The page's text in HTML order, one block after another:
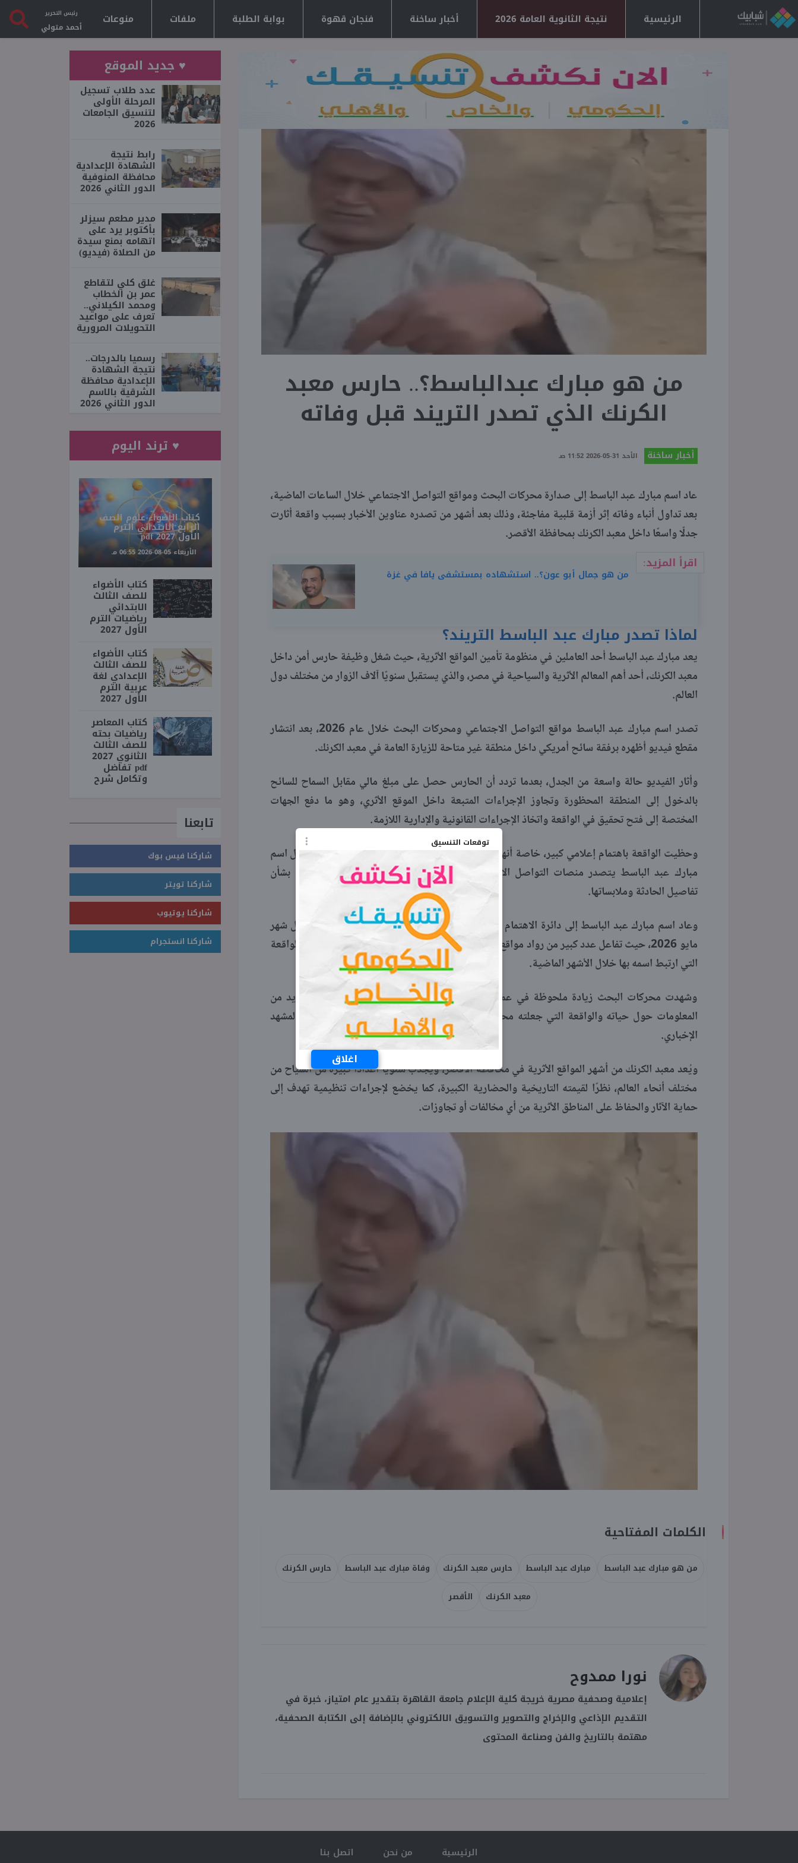
توقعات التنسيق
اغلاق
الرئيسية نتيجة الثانوية العامة 2026 أخبار ساخنة فنجان قهوة بوابة الطلبة ملفات منوعات رئيس التحرير
أحمد متولي
من هو مبارك عبدالباسط؟.. حارس معبد
الكرنك الذي تصدر التريند قبل وفاته
أخبار ساخنة الأحد 31-05-2026 11:52 صـ
عاد اسم مبارك عبد الباسط إلى صدارة محركات البحث ومواقع التواصل الاجتماعي خلال الساعات الماضية،
بعد تداول أنباء وفاته إثر أزمة قلبية مفاجئة، وذلك بعد أشهر من تصدره عناوين الأخبار بسبب واقعة أثارت
جدلًا واسعًا داخل معبد الكرنك بمحافظة الأقصر.
اقرأ المزيد:
من هو جمال أبو عون؟.. استشهاده بمستشفى يافا في غزة
لماذا تصدر مبارك عبد الباسط التريند؟
يعد مبارك عبد الباسط أحد العاملين في منظومة تأمين المواقع الأثرية، حيث شغل وظيفة حارس أمن داخل
معبد الكرنك، أحد أهم المعالم الأثرية والسياحية في مصر، والذي يستقبل سنويًا آلاف الزوار من مختلف دول
العالم.
تصدر اسم مبارك عبد الباسط مواقع التواصل الاجتماعي ومحركات البحث خلال عام 2026، بعد انتشار
مقطع فيديو أظهره برفقة سائح أمريكي داخل منطقة غير متاحة للزيارة العامة في معبد الكرنك.
وأثار الفيديو حالة واسعة من الجدل، بعدما تردد أن الحارس حصل على مبلغ مالي مقابل السماح للسائح
بالدخول إلى المنطقة المحظورة وتجاوز الإجراءات المتبعة داخل الموقع الأثري، وهو ما دفع الجهات
المختصة إلى فتح تحقيق في الواقعة واتخاذ الإجراءات القانونية والإدارية اللازمة.
وحظيت الواقعة باهتمام إعلامي كبير، خاصة أنها ارتبطت بأحد أهم المواقع الأثرية في مصر، ما جعل اسم
مبارك عبد الباسط يتصدر منصات التواصل الاجتماعي لفترة طويلة، وسط تباين آراء المتابعين بشأن
تفاصيل الحادثة وملابساتها.
وعاد اسم مبارك عبد الباسط إلى دائرة الاهتمام مجددًا بعد إعلان وفاته إثر أزمة قلبية مفاجئة خلال شهر
مايو 2026، حيث تفاعل عدد كبير من رواد مواقع التواصل الاجتماعي مع الخبر، مستعيدين تفاصيل الواقعة
التي ارتبط اسمه بها خلال الأشهر الماضية.
وشهدت محركات البحث زيادة ملحوظة في عمليات البحث عن حارس معبد الكرنك، لمعرفة المزيد من
المعلومات حول حياته والواقعة التي جعلته محط اهتمام الرأي العام، قبل أن يتصدر خبر وفاته المشهد
الإخباري.
ويُعد معبد الكرنك من أشهر المواقع الأثرية في محافظة الأقصر، ويجذب سنويًا أعدادًا كبيرة من السياح من
مختلف أنحاء العالم، نظرًا لقيمته التاريخية والحضارية الكبيرة، كما يخضع لإجراءات تنظيمية تهدف إلى
حماية الآثار والحفاظ على المناطق الأثرية من أي مخالفات أو تجاوزات.
الكلمات المفتاحية
من هو مبارك عبد الباسط مبارك عبد الباسط حارس معبد الكرنك وفاة مبارك عبد الباسط
حارس الكرنك
معبد الكرنك
الأقصر
نورا ممدوح
إعلامية وصحفية مصرية خريجة كلية الإعلام جامعة القاهرة بتقدير عام امتياز، خبرة في
التقديم الإذاعي والإخراج والتصوير والتسويق الالكتروني بالإضافة إلى الكتابة الصحفية،
مهتمة بالتاريخ والفن وصناعة المحتوى
♥ جديد الموقع
عدد طلاب تسجيل
المرحلة الأولى
لتنسيق الجامعات
2026
رابط نتيجة
الشهادة الإعدادية
محافظة المنوفية
الدور الثاني 2026
مدير مطعم سيزلر
بأكتوبر يرد على
اتهامه بمنع سيدة
من الصلاة (فيديو)
غلق كلي لتقاطع
عمر بن الخطاب
ومحمد الكيلاني..
تعرف على مواعيد
التحويلات المرورية
رسميا بالدرجات..
نتيجة الشهادة
الإعدادية محافظة
الشرقية بالاسم
الدور الثاني 2026
♥ ترند اليوم
كتاب الأضواء علوم الصف
الرابع الابتدائي الترم
الأول 2027 pdf
الأربعاء 05-08-2026 06:55 مـ
كتاب الأضواء
للصف الثالث
الابتدائي
رياضيات الترم
الأول 2027
كتاب الأضواء
للصف الثالث
الإعدادي لغة
عربية الترم
الأول 2027
كتاب المعاصر
رياضيات بحته
للصف الثالث
الثانوي 2027
pdf تفاضل
وتكامل شرح
تابعنا
شاركنا فيس بوك
شاركنا تويتر
شاركنا يوتيوب
شاركنا انستجرام
الرئيسية من نحن اتصل بنا